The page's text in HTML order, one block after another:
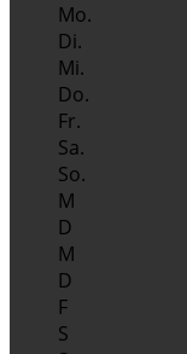
Mo.
Di.
Mi.
Do.
Fr.
Sa.
So.
M
D
M
D
F
S